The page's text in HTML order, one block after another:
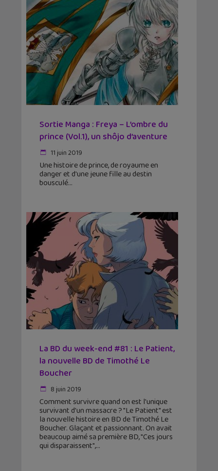
Sortie Manga : Freya – L’ombre du
prince (Vol.1), un shôjo d’aventure
11 juin 2019
Une histoire de prince, de royaume en
danger et d'une jeune fille au destin
bousculé
La BD du week-end #81 : Le Patient,
la nouvelle BD de Timothé Le
Boucher
8 juin 2019
Comment survivre quand on est l'unique
survivant d'un massacre ? "Le Patient" est
la nouvelle histoire en BD de Timothé Le
Boucher. Glaçant et passionnant. On avait
beaucoup aimé sa première BD, "Ces jours
qui disparaissent",